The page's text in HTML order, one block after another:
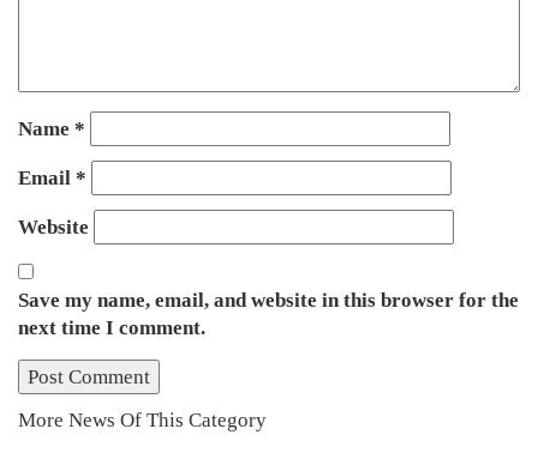
Name *
Email *
Website
Save my name, email, and website in this browser for the
next time I comment.
More News Of This Category